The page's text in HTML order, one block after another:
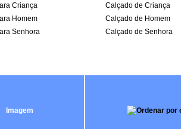
Criança
Homem
Senhora
Calçado de Criança
Calçado de Homem
Calçado de Senhora
Imagem